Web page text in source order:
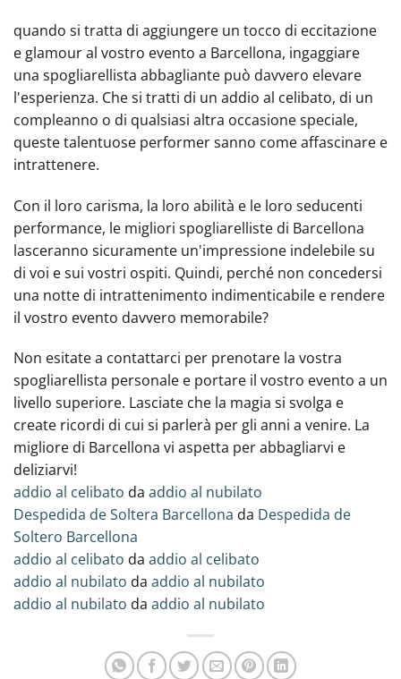
quando si tratta di aggiungere un tocco di eccitazione
e glamour al vostro evento a Barcellona, ingaggiare
una spogliarellista abbagliante può davvero elevare
l'esperienza. Che si tratti di un addio al celibato, di un
compleanno o di qualsiasi altra occasione speciale,
queste talentuose performer sanno come affascinare e
intrattenere.
Con il loro carisma, la loro abilità e le loro seducenti
performance, le migliori spogliarelliste di Barcellona
lasceranno sicuramente un'impressione indelebile su
di voi e sui vostri ospiti. Quindi, perché non concedersi
una notte di intrattenimento indimenticabile e rendere
il vostro evento davvero memorabile?
Non esitate a contattarci‍ per prenotare la vostra
spogliarellista personale e portare il vostro evento a un
livello superiore. Lasciate che la magia si svolga e
create ricordi di cui si parlerà per gli anni a venire. La
migliore di Barcellona vi aspetta per abbagliarvi e
deliziarvi!
addio al celibato da addio al nubilato
Despedida de Soltera Barcellona da Despedida de
Soltero Barcellona
addio al celibato da addio al celibato
addio al nubilato da addio al nubilato
addio al nubilato da addio al nubilato